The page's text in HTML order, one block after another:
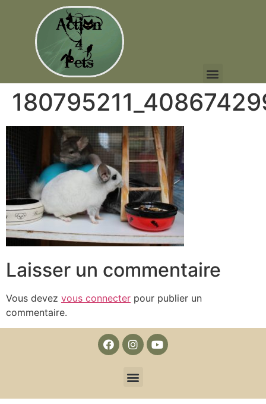
Laisser un commentaire
Vous devez vous connecter pour publier un
commentaire.